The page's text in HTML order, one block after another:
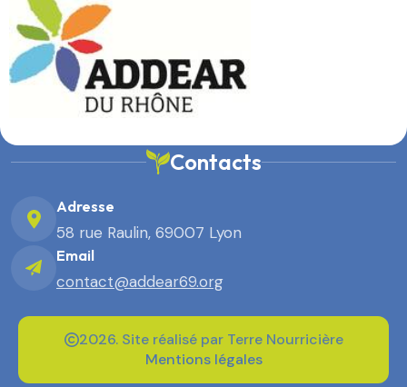
Contacts
Adresse
58 rue Raulin, 69007 Lyon
Email
contact@addear69.org
2026. Site réalisé par Terre Nourricière
Mentions légales